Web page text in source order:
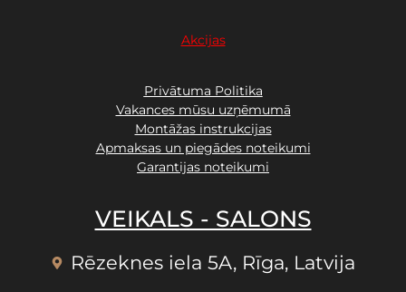
Akcijas
Privātuma Politika
Vakances mūsu uzņēmumā
Montāžas instrukcijas
Apmaksas un piegādes noteikumi
Garantijas noteikumi
VEIKALS - SALONS
Rēzeknes iela 5A, Rīga, Latvija